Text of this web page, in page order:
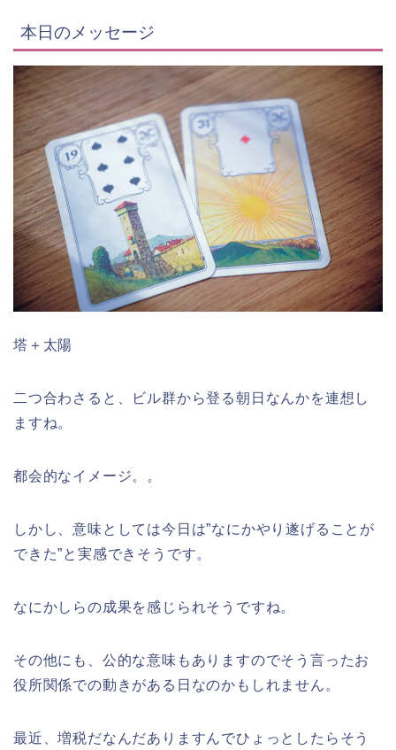
本日のメッセージ
塔＋太陽
二つ合わさると、ビル群から登る朝日なんかを連想し
ますね。
都会的なイメージ。。
しかし、意味としては今日は”なにかやり遂げることが
できた”と実感できそうです。
なにかしらの成果を感じられそうですね。
その他にも、公的な意味もありますのでそう言ったお
役所関係での動きがある日なのかもしれません。
最近、増税だなんだありますんでひょっとしたらそう